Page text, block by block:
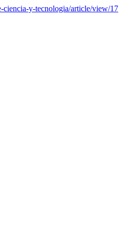
ciencia-y-tecnologia/article/view/17